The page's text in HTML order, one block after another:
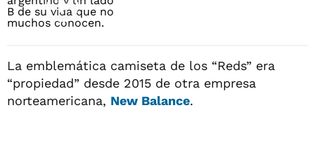
La emblemática camiseta de los “Reds” era
“propiedad” desde 2015 de otra empresa
norteamericana, New Balance.